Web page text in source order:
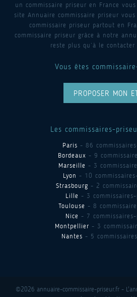
un commissaire priseur en France
site Annuaire commissaire priseur
commissaire priseur partout en
commissaire priseur grâce à notre
reste plus qu’à le contacter
Vous êtes
PROPOSER MON
Les commissaires-
Paris - 86
Bordeaux - 9
Marseille - 3
Lyon - 10
Strasbourg - 2
Lille - 3
Toulouse - 8
Nice - 7
Montpellier - 3
Nantes - 5
©2026 annuaire-commissaire-priseur.fr -